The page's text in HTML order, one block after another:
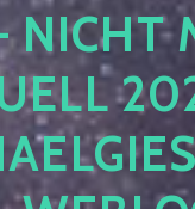
NICHT